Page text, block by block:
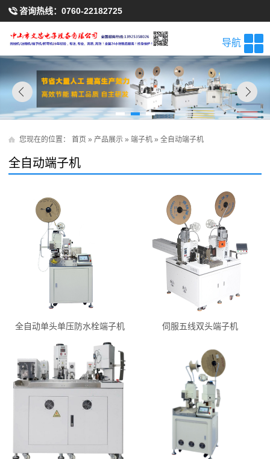
咨询热线： 0760-22182725
导航
您现在的位置： 首页 » 产品展示 » 端子机 » 全自动端子机
全自动端子机
全自动单头单压防水栓端子机 伺服五线双头端子机